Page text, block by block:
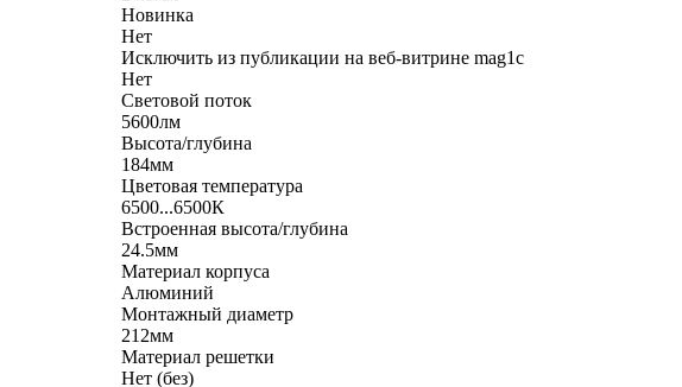
Новинка
Нет
Исключить из публикации на веб-витрине mag1c
Нет
Световой поток
5600лм
Высота/глубина
184мм
Цветовая температура
6500...6500К
Встроенная высота/глубина
24.5мм
Материал корпуса
Алюминий
Монтажный диаметр
212мм
Материал решетки
Нет (без)